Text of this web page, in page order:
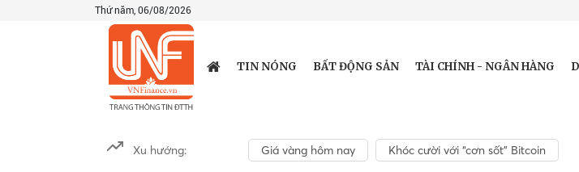
Thứ năm, 06/08/2026
TIN NÓNG BẤT ĐỘNG SẢN TÀI CHÍNH - NGÂN HÀNG
Xu hướng: Giá vàng hôm nay Khóc cười với “cơn sốt” Bitcoin